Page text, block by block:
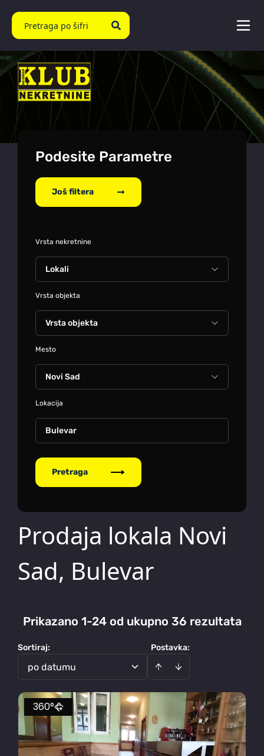
Podesite Parametre
Još filtera
Vrsta nekretnine
Vrsta objekta
Mesto
Lokacija
Bulevar
Pretraga
Prodaja lokala Novi
Sad, Bulevar
Prikazano 1-24 od ukupno 36 rezultata
Postavka:
Sortiraj:
po datumu
360°